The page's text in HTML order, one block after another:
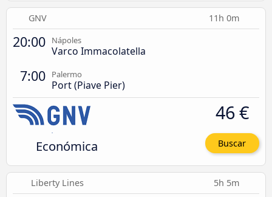
GNV 11h 0m
20:00 Nápoles
Varco Immacolatella
7:00 Palermo
Port (Piave Pier)
Económica
46 €
Buscar
Liberty Lines 5h 5m